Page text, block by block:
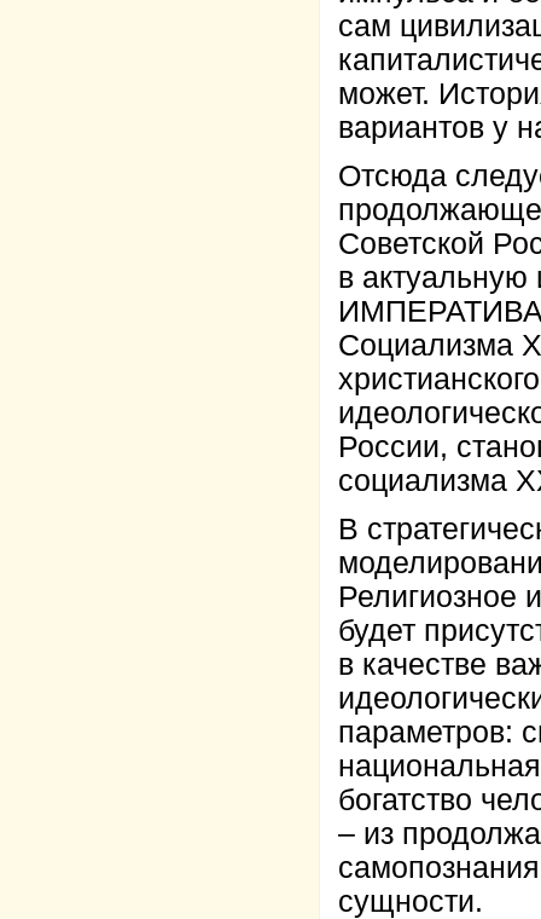
сам
может.
вариантов у
Отсюда
Советской
в
ИМПЕРАТИВА
Социализма
России,
социализма
В
Религиозное
будет
в качестве
параметров:
богатство
– из
сущности.